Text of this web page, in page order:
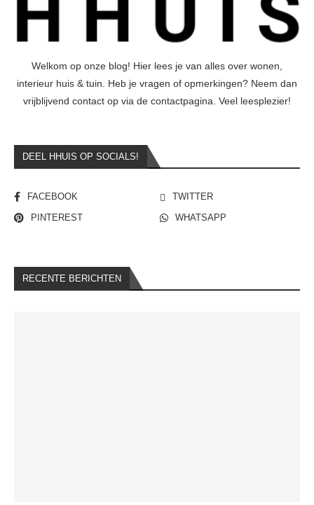
Welkom op onze blog! Hier lees je van alles over wonen,
interieur huis & tuin. Heb je vragen of opmerkingen? Neem dan
vrijblijvend contact op via de contactpagina. Veel leesplezier!
DEEL HHUIS OP SOCIALS!
FACEBOOK
TWITTER
PINTEREST
WHATSAPP
RECENTE BERICHTEN